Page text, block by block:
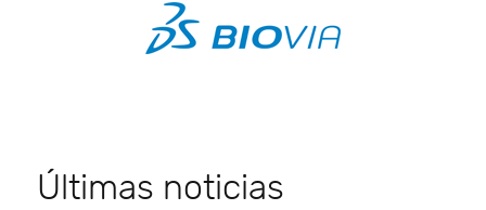
Últimas noticias